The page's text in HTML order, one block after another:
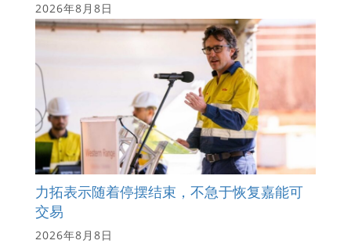
2026年8月8日
力拓表示随着停摆结束，不急于恢复嘉能可
交易
2026年8月8日